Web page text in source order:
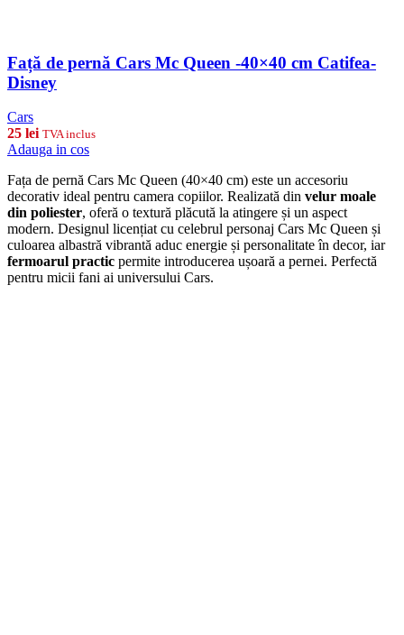
Față de pernă Cars Mc Queen -40×40 cm Catifea-
Disney
Cars
25 lei TVA inclus
Adauga in cos
Fața de pernă Cars Mc Queen (40×40 cm) este un accesoriu
decorativ ideal pentru camera copiilor. Realizată din velur moale
din poliester, oferă o textură plăcută la atingere și un aspect
modern. Designul licențiat cu celebrul personaj Cars Mc Queen și
culoarea albastră vibrantă aduc energie și personalitate în decor, iar
fermoarul practic permite introducerea ușoară a pernei. Perfectă
pentru micii fani ai universului Cars.